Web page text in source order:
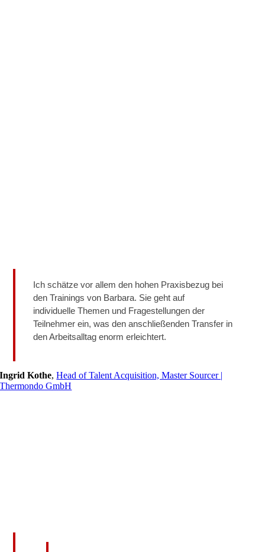
Ich schätze vor allem den hohen Praxisbezug bei
den Trainings von Barbara. Sie geht auf
individuelle Themen und Fragestellungen der
Teilnehmer ein, was den anschließenden Transfer in
den Arbeitsalltag enorm erleichtert.
Ingrid Kothe,Head of Talent Acquisition, Master Sourcer |
Thermondo GmbH